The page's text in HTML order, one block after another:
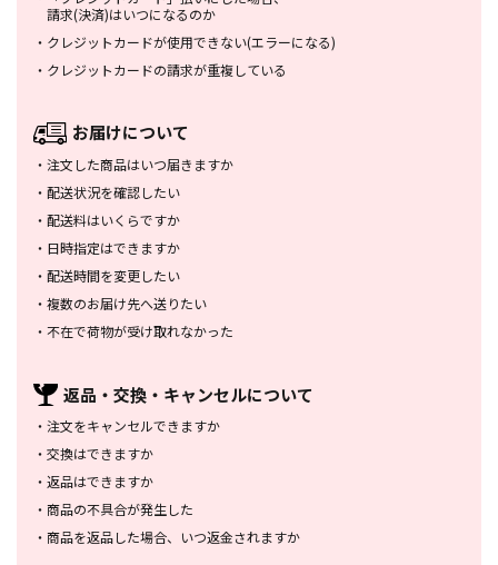
請求(決済)はいつになるのか
・ クレジットカードが使用できない(エラーになる)
・ クレジットカードの請求が重複している
お届けについて
・ 注文した商品はいつ届きますか
・ 配送状況を確認したい
・ 配送料はいくらですか
・ 日時指定はできますか
・ 配送時間を変更したい
・ 複数のお届け先へ送りたい
・ 不在で荷物が受け取れなかった
返品・交換・ キャンセルについて
・ 注文をキャンセルできますか
・ 交換はできますか
・ 返品はできますか
・ 商品の不具合が発生した
・ 商品を返品した場合、 いつ返金されますか